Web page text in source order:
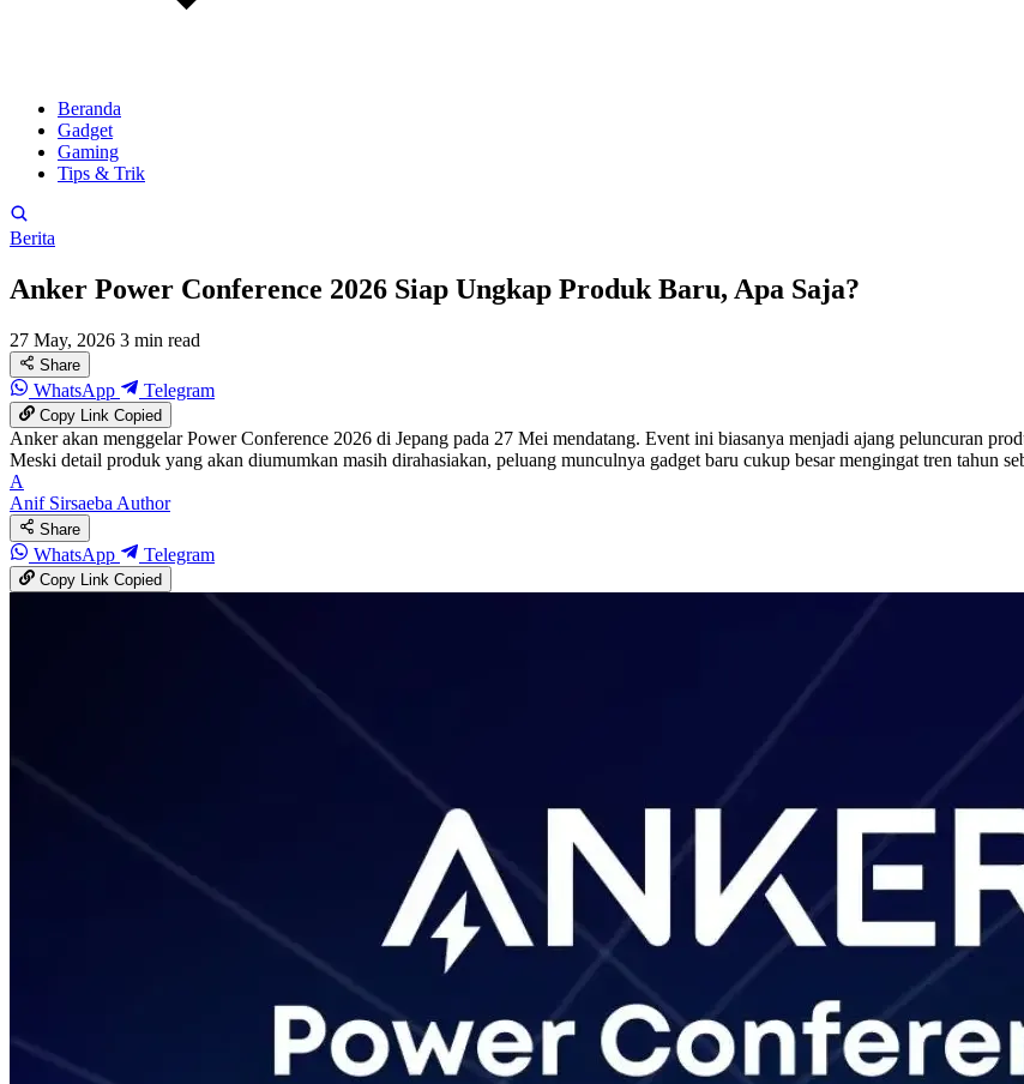
Beranda
Gadget
Gaming
Tips & Trik
Berita
Anker Power Conference 2026 Siap Ungkap Produk Baru, Apa Saja?
27 May, 2026 3 min read
Share
WhatsApp Telegram
Copy LinkCopied
Anker akan menggelar Power Conference 2026 di Jepang pada 27 Mei mendatang. Event ini biasanya menjadi ajang peluncuran
Meski detail produk yang akan diumumkan masih dirahasiakan, peluang munculnya gadget baru cukup besar mengingat tren tahun
A
Anif SirsaebaAuthor
Share
WhatsApp Telegram
Copy LinkCopied